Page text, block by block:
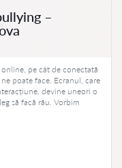
–
pe cât de conectată
poate face. Ecranul, care
devine uneori o
să facă rău. Vorbim